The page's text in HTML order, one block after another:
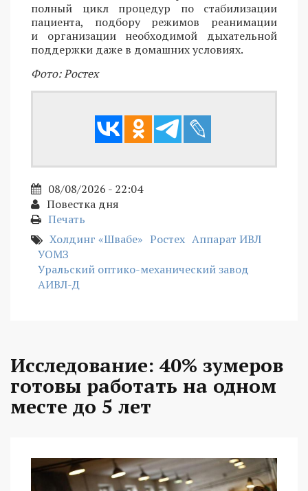
полный цикл процедур по стабилизации
пациента, подбору режимов реанимации
и организации необходимой дыхательной
поддержки даже в домашних условиях.
Фото: Ростех
08/08/2026 - 22:04
Повестка дня
Печать
Холдинг «Швабе» Ростех Аппарат ИВЛ
УОМЗ
Уральский оптико-механический завод
АИВЛ-Д
Исследование: 40% зумеров
готовы работать на одном
месте до 5 лет